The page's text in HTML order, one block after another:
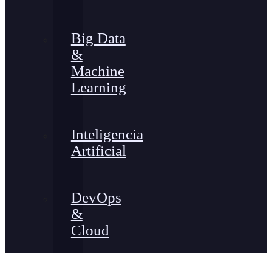
Big Data
&
Machine
Learning
Inteligencia
Artificial
DevOps
&
Cloud